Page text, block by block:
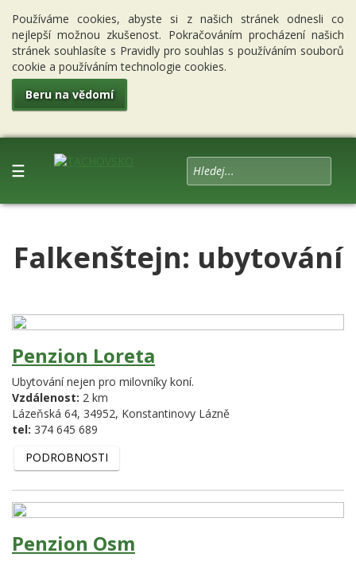
Používáme cookies, abyste si z našich stránek odnesli co
nejlepší možnou zkušenost. Pokračováním procházení našich
stránek souhlasíte s Pravidly pro souhlas s používáním souborů
cookie a používáním technologie cookies.
Beru na vědomí
☰
Falkenštejn: ubytování
Penzion Loreta
Ubytování nejen pro milovníky koní.
Vzdálenost: 2 km
Lázeňská 64, 34952, Konstantinovy Lázně
tel: 374 645 689
PODROBNOSTI
Penzion Osm